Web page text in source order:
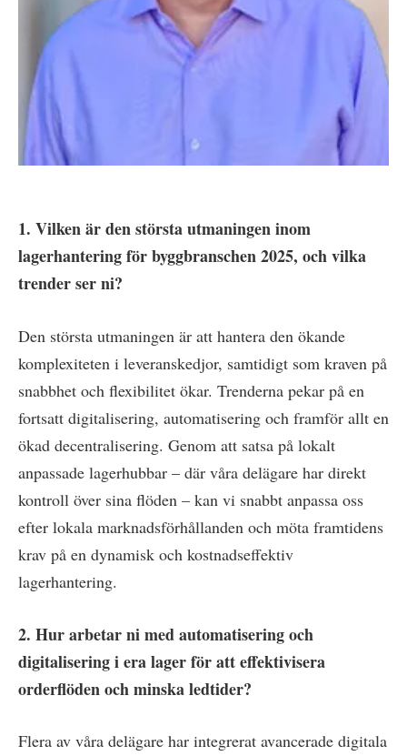
1. Vilken är den största utmaningen inom
lagerhantering för byggbranschen 2025, och vilka
trender ser ni?
Den största utmaningen är att hantera den ökande
komplexiteten i leveranskedjor, samtidigt som kraven på
snabbhet och flexibilitet ökar. Trenderna pekar på en
fortsatt digitalisering, automatisering och framför allt en
ökad decentralisering. Genom att satsa på lokalt
anpassade lagerhubbar – där våra delägare har direkt
kontroll över sina flöden – kan vi snabbt anpassa oss
efter lokala marknadsförhållanden och möta framtidens
krav på en dynamisk och kostnadseffektiv
lagerhantering.
2. Hur arbetar ni med automatisering och
digitalisering i era lager för att effektivisera
orderflöden och minska ledtider?
Flera av våra delägare har integrerat avancerade digitala